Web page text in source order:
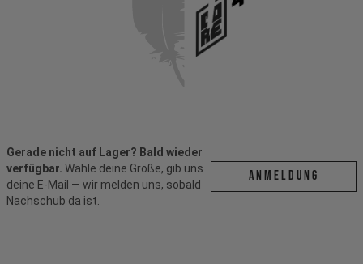
Gerade nicht auf Lager? Bald wieder
verfügbar. Wähle deine Größe, gib uns
deine E-Mail — wir melden uns, sobald
Nachschub da ist.
ANMELDUNG